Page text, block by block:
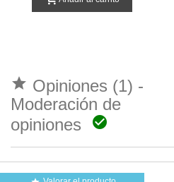
 Opiniones (1) -
Moderación de
opiniones
